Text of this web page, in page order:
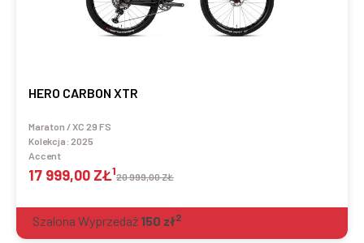
HERO CARBON XTR
Maraton / XC 29 FS
Kolekcja: 2025
Accent
17 999,00 ZŁ120 999,00 ZŁ
Szalona Wyprzedaż 150 zł2